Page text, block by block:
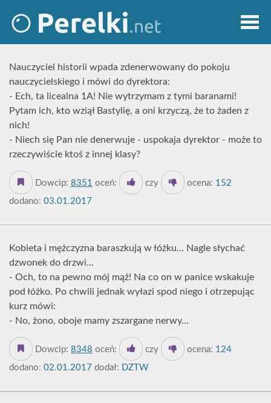
Nauczyciel historii wpada zdenerwowany do pokoju
nauczycielskiego i mówi do dyrektora:
- Ech, ta licealna 1A! Nie wytrzymam z tymi baranami!
Pytam ich, kto wziął Bastylię, a oni krzyczą, że to żaden z
nich!
- Niech się Pan nie denerwuje - uspokaja dyrektor - może to
rzeczywiście ktoś z innej klasy?
Dowcip: 8351 oceń: czy ocena: 152
dodano: 03.01.2017
Kobieta i mężczyzna baraszkują w łóżku... Nagle słychać
dzwonek do drzwi...
- Och, to na pewno mój mąż! Na co on w panice wskakuje
pod łóżko. Po chwili jednak wyłazi spod niego i otrzepując
kurz mówi:
- No, żono, oboje mamy zszargane nerwy...
Dowcip: 8348 oceń: czy ocena: 124
dodano: 02.01.2017 dodał: DZTW